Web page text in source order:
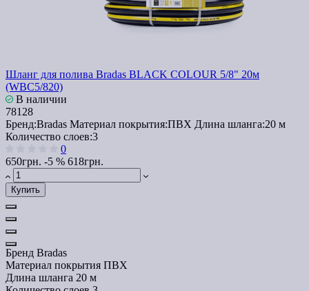
Шланг для полива Bradas BLACK COLOUR 5/8" 20м
(WBC5/820)
В наличии
78128
Бренд:Bradas Материал покрытия:ПВХ Длина шланга:20 м
Количество слоев:3
0
650грн. -5 % 618грн.
Купить
Бренд Bradas
Материал покрытия ПВХ
Длина шланга 20 м